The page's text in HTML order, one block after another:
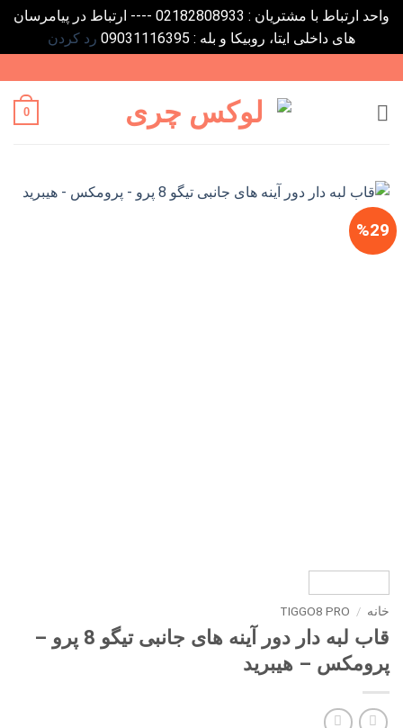
واحد ارتباط با مشتریان : 02182808933 ---- ارتباط در پیامرسان
های داخلی ایتا، روبیکا و بله : 09031116395
رد کردن
to
content
0
%29
خانه /
TIGGO8 PRO
قاب لبه دار دور آینه های جانبی تیگو 8 پرو –
پرومکس – هیبرید